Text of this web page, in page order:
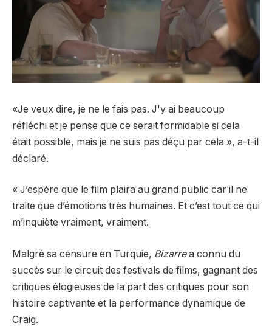
«Je veux dire, je ne le fais pas. J'y ai beaucoup
réfléchi et je pense que ce serait formidable si cela
était possible, mais je ne suis pas déçu par cela », a-t-il
déclaré.
« J’espère que le film plaira au grand public car il ne
traite que d’émotions très humaines. Et c’est tout ce qui
m’inquiète vraiment, vraiment.
Malgré sa censure en Turquie, Bizarrea connu du
succès sur le circuit des festivals de films, gagnant des
critiques élogieuses de la part des critiques pour son
histoire captivante et la performance dynamique de
Craig.